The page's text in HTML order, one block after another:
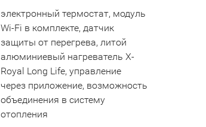
электронный термостат, модуль
Wi-Fi в комплекте, датчик
защиты от перегрева, литой
алюминиевый нагреватель X-
Royal Long Life, управление
через приложение, возможность
объединения в систему
отопления